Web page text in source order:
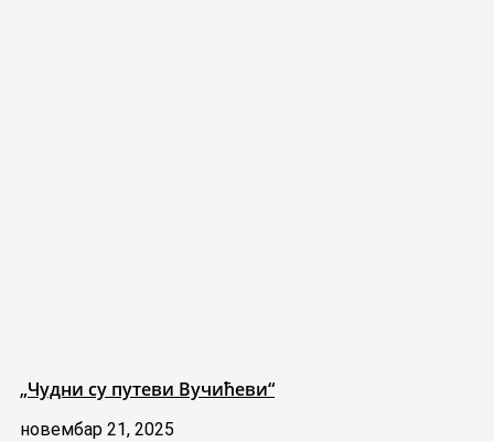
„Чудни су путеви Вучићеви“
новембар 21, 2025